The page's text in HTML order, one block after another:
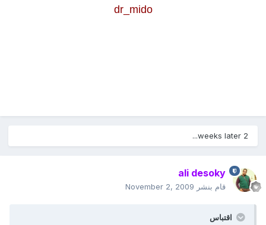
dr_mido
2 weeks later...
ali desoky
قام بنشر November 2, 2009
اقتباس